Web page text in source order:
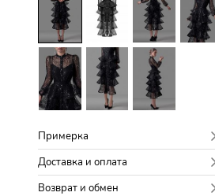
Примерка
Доставка и оплата
Возврат и обмен